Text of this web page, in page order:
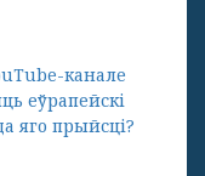
канале
еўрапейскі
яго прыйсці?